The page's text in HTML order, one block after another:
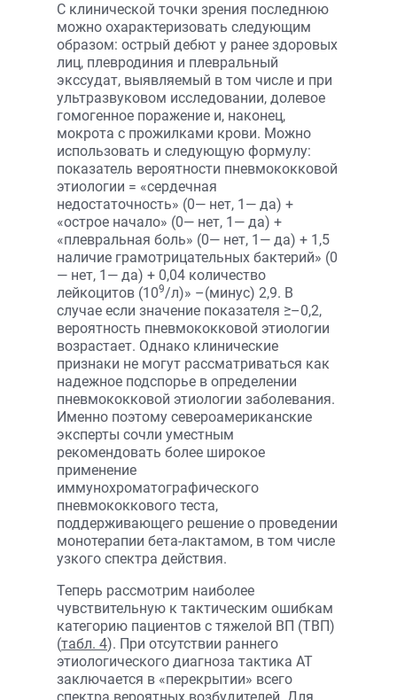
С клинической точки зрения последнюю
можно охарактеризовать следующим
образом: острый дебют у ранее здоровых
лиц, плевродиния и плевральный
экссудат, выявляемый в том числе и при
ультразвуковом исследовании, долевое
гомогенное поражение и, наконец,
мокрота с прожилками крови. Можно
использовать и следующую формулу:
показатель вероятности пневмококковой
этиологии = «сердечная
недостаточность» (0— нет, 1— да) +
«острое начало» (0— нет, 1— да) +
«плевральная боль» (0— нет, 1— да) + 1,5
наличие грамотрицательных бактерий» (0
— нет, 1— да) + 0,04 количество
лейкоцитов (109/л)» –(минус) 2,9. В
случае если значение показателя ≥–0,2,
вероятность пневмококковой этиологии
возрастает. Однако клинические
признаки не могут рассматриваться как
надежное подспорье в определении
пневмококковой этиологии заболевания.
Именно поэтому североамериканские
эксперты сочли уместным
рекомендовать более широкое
применение
иммунохроматографического
пневмококкового теста,
поддерживающего решение о проведении
монотерапии бета-лактамом, в том числе
узкого спектра действия.
Теперь рассмотрим наиболее
чувствительную к тактическим ошибкам
категорию пациентов с тяжелой ВП (ТВП)
(табл. 4). При отсутствии раннего
этиологического диагноза тактика АТ
заключается в «перекрытии» всего